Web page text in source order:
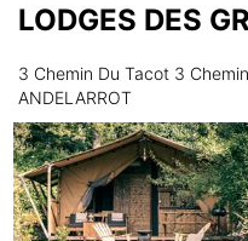
LODGES DES
3 Chemin Du Tacot 3
ANDELARROT